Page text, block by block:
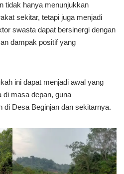
tidak hanya menunjukkan
sekitar, tetapi juga menjadi
swasta dapat bersinergi dengan
dampak positif yang
ini dapat menjadi awal yang
di masa depan, guna
di Desa Beginjan dan sekitarnya.